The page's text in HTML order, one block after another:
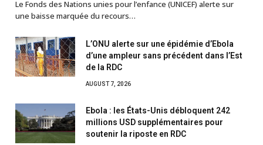
Le Fonds des Nations unies pour l’enfance (UNICEF) alerte sur
une baisse marquée du recours…
L’ONU alerte sur une épidémie d’Ebola
d’une ampleur sans précédent dans l’Est
de la RDC
AUGUST 7, 2026
Ebola : les États-Unis débloquent 242
millions USD supplémentaires pour
soutenir la riposte en RDC